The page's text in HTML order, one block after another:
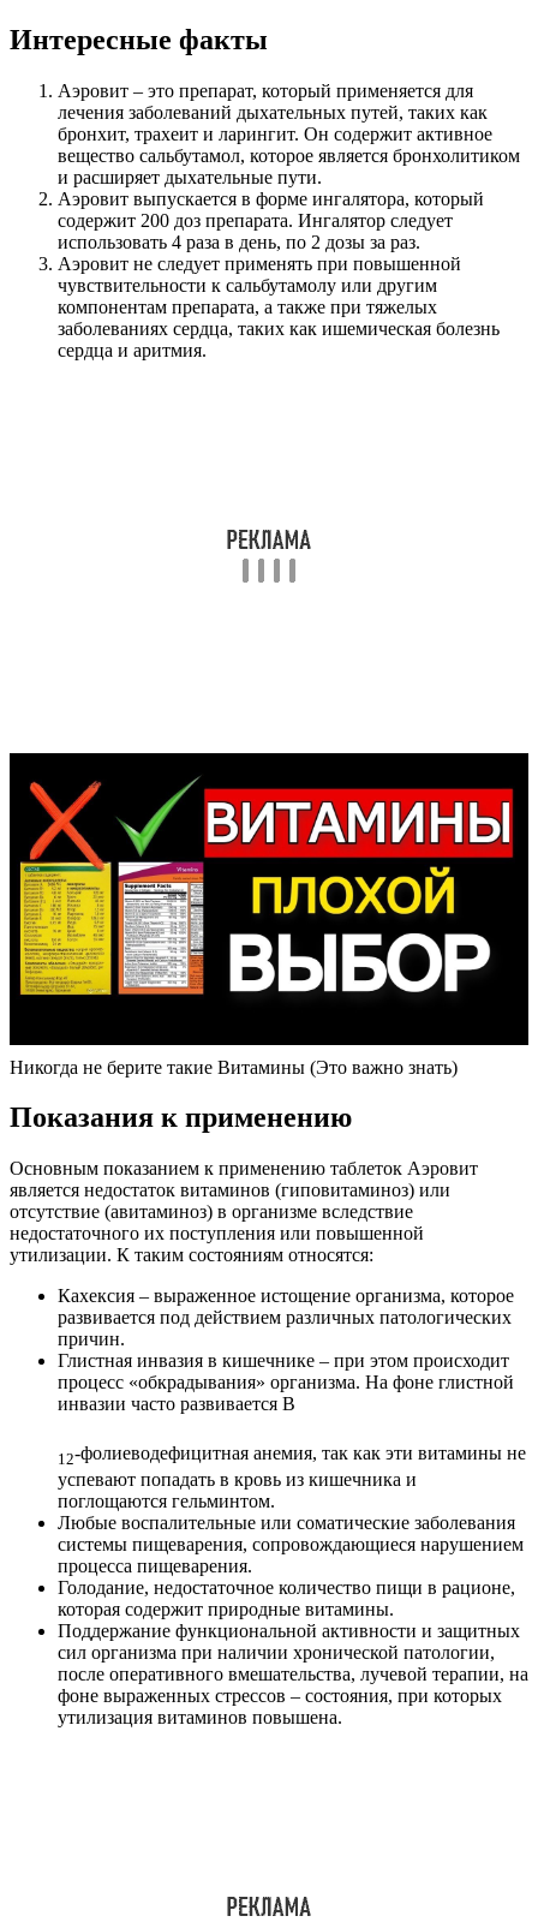
Интересные факты
Аэровит – это препарат, который применяется для
лечения заболеваний дыхательных путей, таких как
бронхит, трахеит и ларингит. Он содержит активное
вещество сальбутамол, которое является бронхолитиком
и расширяет дыхательные пути.
Аэровит выпускается в форме ингалятора, который
содержит 200 доз препарата. Ингалятор следует
использовать 4 раза в день, по 2 дозы за раз.
Аэровит не следует применять при повышенной
чувствительности к сальбутамолу или другим
компонентам препарата, а также при тяжелых
заболеваниях сердца, таких как ишемическая болезнь
сердца и аритмия.
Никогда не берите такие Витамины (Это важно знать)
Показания к применению
Основным показанием к применению таблеток Аэровит
является недостаток витаминов (гиповитаминоз) или
отсутствие (авитаминоз) в организме вследствие
недостаточного их поступления или повышенной
утилизации. К таким состояниям относятся:
Кахексия – выраженное истощение организма, которое
развивается под действием различных патологических
причин.
Глистная инвазия в кишечнике – при этом происходит
процесс «обкрадывания» организма. На фоне глистной
инвазии часто развивается В
12-фолиеводефицитная анемия, так как эти витамины не
успевают попадать в кровь из кишечника и
поглощаются гельминтом.
Любые воспалительные или соматические заболевания
системы пищеварения, сопровождающиеся нарушением
процесса пищеварения.
Голодание, недостаточное количество пищи в рационе,
которая содержит природные витамины.
Поддержание функциональной активности и защитных
сил организма при наличии хронической патологии,
после оперативного вмешательства, лучевой терапии, на
фоне выраженных стрессов – состояния, при которых
утилизация витаминов повышена.